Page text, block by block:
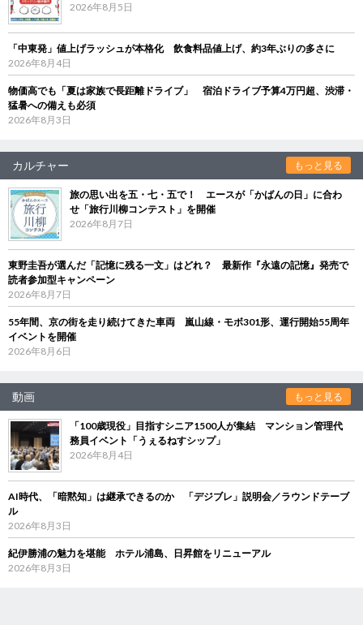
2026年8月5日
「中東発」値上げラッシュが本格化 飲食料品値上げ、約3年ぶりの多さに
2026年8月4日
物価高でも「夏は家族で長距離ドライブ」 宿泊ドライブ予算4万円超、渋滞・
猛暑への備えも必須
2026年8月3日
カルチャー もっと見る
旅の思い出を五・七・五で！ エースが「かばんの日」に合わ
せ「旅行川柳コンテスト」を開催
2026年8月7日
東野圭吾が選んだ「記憶に残る一文」はどれ？ 最新作『永遠の記憶』発売で
読者参加型キャンペーン
2026年8月7日
55年間、京の街を走り続けてきた車両 嵐山線・モボ301形、運行開始55周年
イベントを開催
2026年8月6日
動画 もっと見る
「100歳現役」目指すシニア1500人が集結 マンション管理代
務員イベント「うぇるねすシップ」
2026年8月4日
AI時代、「暗黙知」は継承できるのか 「デジブレ」説明会／ラウンドテーブ
ル
2026年8月3日
紀伊勝浦の魅力を堪能 ホテル浦島、日昇館をリニューアル
2026年8月3日